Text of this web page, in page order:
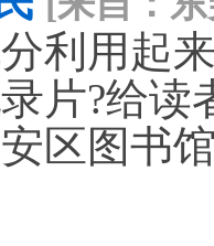
利用起
片?给读
区图书